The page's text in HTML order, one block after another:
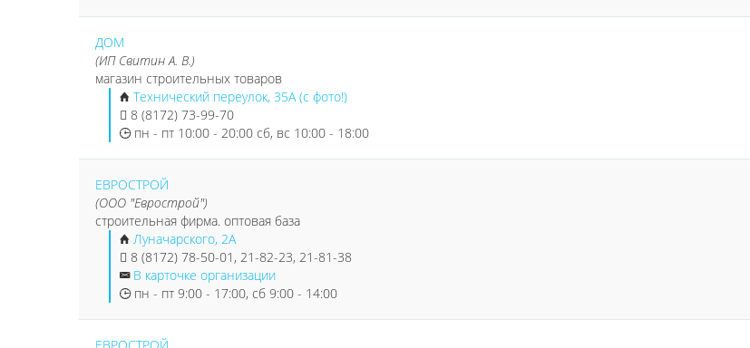
ДОМ
(ИП Свитин А. В.)
магазин строительных товаров
Технический переулок, 35А (с фото!)
8 (8172) 73-99-70
пн - пт 10:00 - 20:00 сб, вс 10:00 - 18:00
ЕВРОСТРОЙ
(ООО "Еврострой")
строительная фирма. оптовая база
Луначарского, 2А
8 (8172) 78-50-01, 21-82-23, 21-81-38
В карточке организации
пн - пт 9:00 - 17:00, сб 9:00 - 14:00